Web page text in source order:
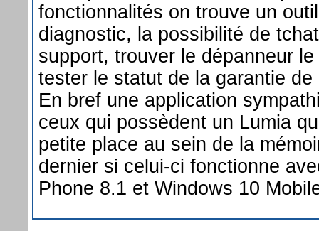
fonctionnalités on trouve un
diagnostic, la possibilité de
support, trouver le dépanneur
tester le statut de la garantie
En bref une application
ceux qui possèdent un Lumia
petite place au sein de la
dernier si celui-ci fonctionne
Phone 8.1 et Windows 10